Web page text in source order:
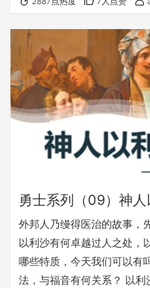
《勇士基甸》 更多精彩丰
迎在浏览器里收藏访问我们
接（在微信里打不开的，可
访问）： https://
勇士系列（09）神
外邦人乃缦得医治的故事，
以利沙有何卓越过人之处，
哪些特质，今天我们可以有
法，与福音有何关系？ 以利